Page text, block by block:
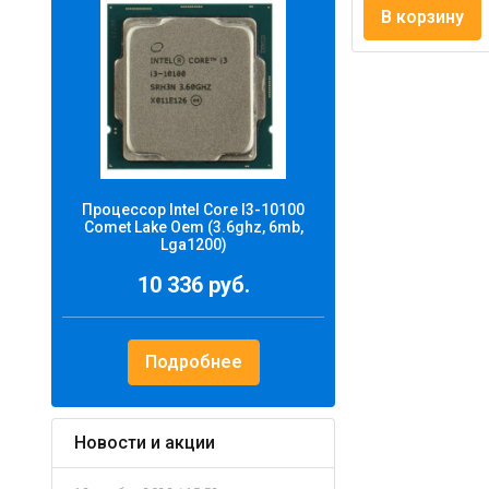
Процессор Intel Core I3-10100
Comet Lake Oem (3.6ghz, 6mb,
Lga1200)
10 336 руб.
Подробнее
Новости и акции
В корзину